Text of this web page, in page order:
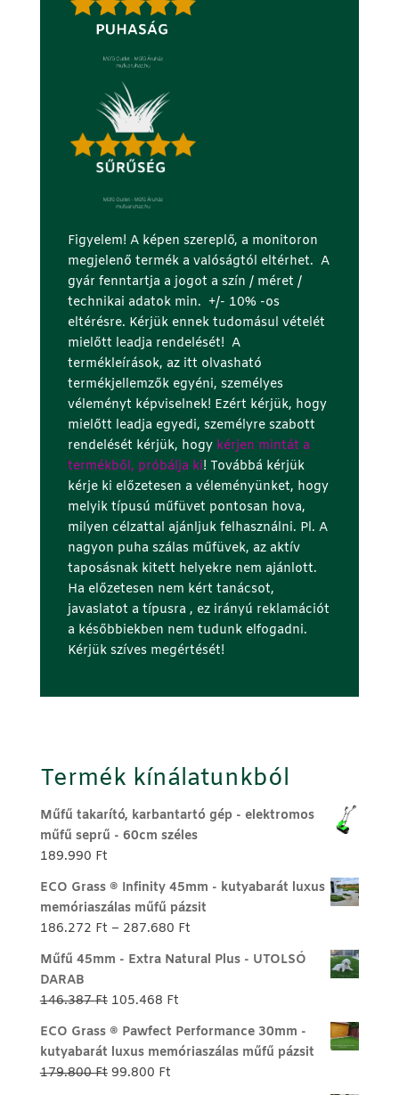
Figyelem! A képen szereplő, a monitoron
megjelenő termék a valóságtól eltérhet. A
gyár fenntartja a jogot a szín / méret /
technikai adatok min. +/- 10% -os
eltérésre. Kérjük ennek tudomásul vételét
mielőtt leadja rendelését! A
termékleírások, az itt olvasható
termékjellemzők egyéni, személyes
véleményt képviselnek! Ezért kérjük, hogy
mielőtt leadja egyedi, személyre szabott
rendelését kérjük, hogy kérjen mintát a
termékből, próbálja ki! Továbbá kérjük
kérje ki előzetesen a véleményünket, hogy
melyik típusú műfüvet pontosan hova,
milyen célzattal ajánljuk felhasználni. Pl. A
nagyon puha szálas műfüvek, az aktív
taposásnak kitett helyekre nem ajánlott.
Ha előzetesen nem kért tanácsot,
javaslatot a típusra , ez irányú reklamációt
a későbbiekben nem tudunk elfogadni.
Kérjük szíves megértését!
Termék kínálatunkból
Műfű takarító, karbantartó gép - elektromos
műfű seprű - 60cm széles
189.990 Ft
ECO Grass ® Infinity 45mm - kutyabarát luxus
memóriaszálas műfű pázsit
186.272 Ft – 287.680 FtÁrtartomány:
Műfű 45mm - Extra Natural Plus - UTOLSÓ
DARAB
146.387Ft Original
105.468 FtCurrent
is:
ECO Grass ® Pawfect Performance 30mm -
kutyabarát luxus memóriaszálas műfű pázsit
179.800Ft Original
99.800 FtCurrent